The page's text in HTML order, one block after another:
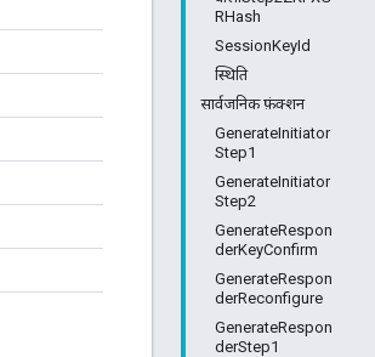
RHash
SessionKeyId
स्थिति
सार्वजनिक फ़ंक्शन
GenerateInitiator
Step1
GenerateInitiator
Step2
GenerateRespon
derKeyConfirm
GenerateRespon
derReconfigure
GenerateRespon
derStep1